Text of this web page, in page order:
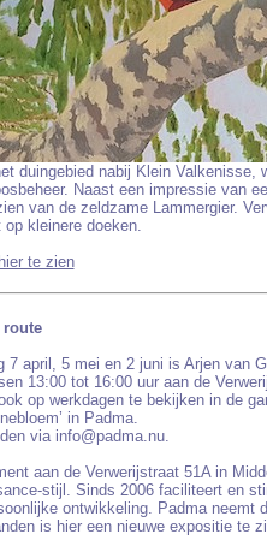
duingebied nabij Klein Valkenisse,
Naast een impressie van
van de zeldzame Lammergier.
kleinere doeken.
te zien
route
7 april, 5 mei en 2 juni is Arjen van
13:00 tot 16:00 uur aan de
op werkdagen te bekijken in de
in Padma.
via info@padma.nu.
aan de Verwerijstraat 51A in
stijl. Sinds 2006 faciliteert en
ontwikkeling. Padma neemt
is hier een nieuwe expositie te